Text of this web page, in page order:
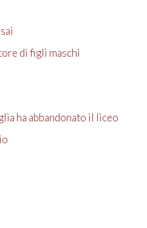
di figli maschi
ha abbandonato il liceo